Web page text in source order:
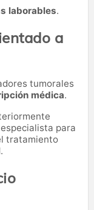
laborables.
a
tumorales
médica.
para
tratamiento